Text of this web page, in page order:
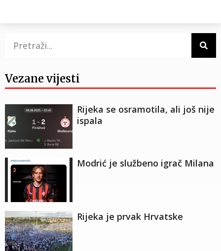
Vezane vijesti
Rijeka se osramotila, ali još nije
ispala
Modrić je službeno igrač Milana
Rijeka je prvak Hrvatske